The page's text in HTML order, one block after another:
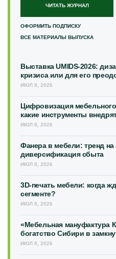
ЧИТАТЬ ЖУРНАЛ
ОФОРМИТЬ ПОДПИСКУ
ВСЕ МАТЕРИАЛЫ ВЫПУСКА
Выставка UMIDS-2026:
кризиса или для его
ИЮЛ 8, 2026
Цифровизация мебельного
какие инструменты
ИЮЛ 8, 2026
Фанера в мебели: тренд
диверсификация сбыта
ИЮЛ 8, 2026
3D-печать мебели: когда
сегменте?
ИЮЛ 8, 2026
«Мебельная мануфактура
богатство Сибири в
ИЮЛ 8, 2026